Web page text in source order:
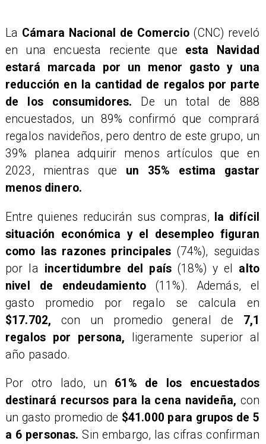
La Cámara Nacional de Comercio (CNC) reveló
en una encuesta reciente que esta Navidad
estará marcada por un menor gasto y una
reducción en la cantidad de regalos por parte
de los consumidores. De un total de 888
encuestados, un 89% confirmó que comprará
regalos navideños, pero dentro de este grupo, un
39% planea adquirir menos artículos que en
2023, mientras que un 35% estima gastar
menos dinero.
Entre quienes reducirán sus compras,
la difícil
situación económica y el desempleo figuran
como las razones principales (74%), seguidas
por la incertidumbre del país (18%) y el alto
nivel de endeudamiento (11%). Además, el
gasto promedio por regalo se calcula en
$17.702, con un promedio general de 7,1
regalos por persona, ligeramente superior al
año pasado.
Por otro lado, un 61% de los encuestados
destinará recursos para la cena navideña, con
un gasto promedio de $41.000 para grupos de 5
a 6 personas. Sin embargo, las cifras confirman